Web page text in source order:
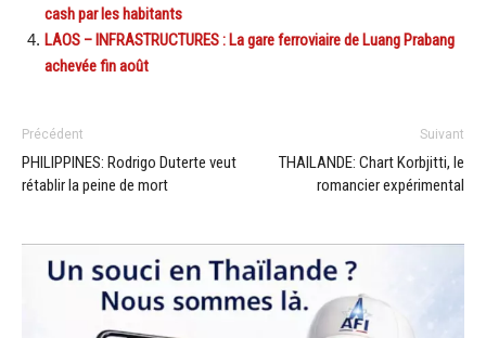
cash par les habitants
LAOS – INFRASTRUCTURES : La gare ferroviaire de Luang Prabang
achevée fin août
Précédent
PHILIPPINES: Rodrigo Duterte veut
rétablir la peine de mort
Suivant
THAILANDE: Chart Korbjitti, le
romancier expérimental